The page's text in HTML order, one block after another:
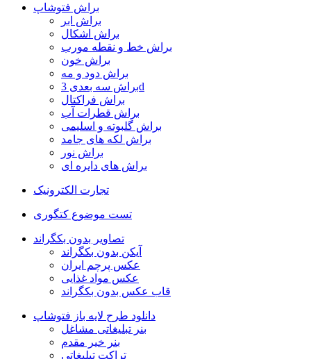
براش فتوشاپ
براش ابر
براش اشکال
براش خط و نقطه مورب
براش خون
براش دود و مه
براش سه بعدی 3d
براش فراکتال
براش قطرات آب
براش گلبوته و اسلیمی
براش لکه های جامد
براش نور
براش های دایره ای
تجارت الکترونیک
تست موضوع کتگوری
تصاویر بدون بکگراند
آیکن بدون بکگراند
عکس پرچم ایران
عکس مواد غذایی
قاب عکس بدون بکگراند
دانلود طرح لایه باز فتوشاپ
بنر تبلیغاتی مشاغل
بنر خیر مقدم
تراکت تبلیغاتی